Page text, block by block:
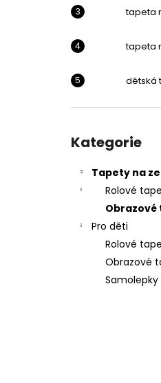
tapeta
tapeta
dětská
kategorie
Kategorie
Tapety na
Rolové
Pro děti
Rolové
Obrazové